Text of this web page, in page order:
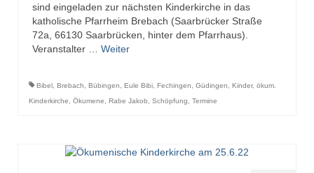
sind eingeladen zur nächsten Kinderkirche in das
katholische Pfarrheim Brebach (Saarbrücker Straße
72a, 66130 Saarbrücken, hinter dem Pfarrhaus).
Veranstalter … Weiter
Bibel Brebach Bübingen Eule Bibi Fechingen Güdingen Kinder, ökum.
Kinderkirche
Ökumene Rabe Jakob Schöpfung Termine